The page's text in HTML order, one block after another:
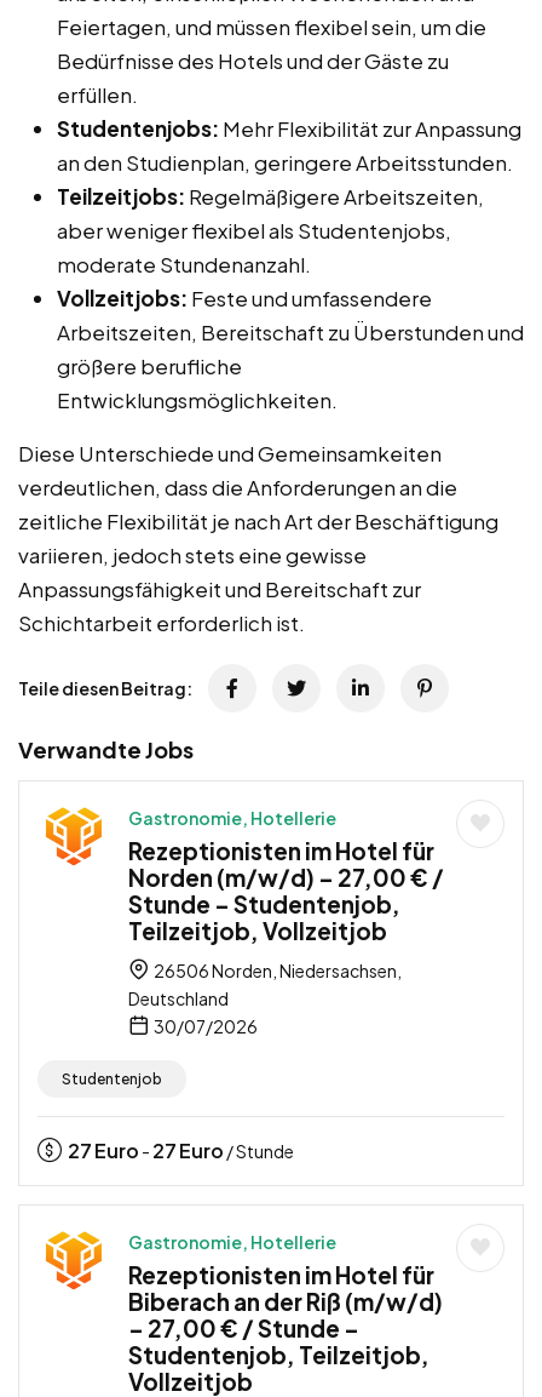
Feiertagen, und müssen flexibel sein, um die
Bedürfnisse des Hotels und der Gäste zu
erfüllen.
Studentenjobs: Mehr Flexibilität zur Anpassung
an den Studienplan, geringere Arbeitsstunden.
Teilzeitjobs: Regelmäßigere Arbeitszeiten,
aber weniger flexibel als Studentenjobs,
moderate Stundenanzahl.
Vollzeitjobs: Feste und umfassendere
Arbeitszeiten, Bereitschaft zu Überstunden und
größere berufliche
Entwicklungsmöglichkeiten.
Diese Unterschiede und Gemeinsamkeiten
verdeutlichen, dass die Anforderungen an die
zeitliche Flexibilität je nach Art der Beschäftigung
variieren, jedoch stets eine gewisse
Anpassungsfähigkeit und Bereitschaft zur
Schichtarbeit erforderlich ist.
Teile diesen Beitrag:
Verwandte Jobs
Gastronomie, Hotellerie
Rezeptionisten im Hotel für
Norden (m/w/d) – 27,00 € /
Stunde – Studentenjob,
Teilzeitjob, Vollzeitjob
26506 Norden, Niedersachsen,
Deutschland
30/07/2026
Studentenjob
27Euro - 27Euro / Stunde
Gastronomie, Hotellerie
Rezeptionisten im Hotel für
Biberach an der Riß (m/w/d)
– 27,00 € / Stunde –
Studentenjob, Teilzeitjob,
Vollzeitjob